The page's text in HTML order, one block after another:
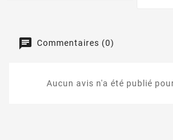
Commentaires (0)
Aucun avis n'a été publié